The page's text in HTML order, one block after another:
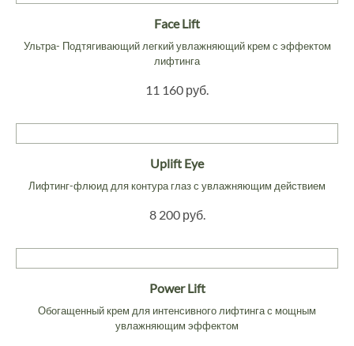
Face Lift
Ультра- Подтягивающий легкий увлажняющий крем с эффектом
лифтинга
11 160 руб.
Uplift Eye
Лифтинг-флюид для контура глаз с увлажняющим действием
8 200 руб.
Power Lift
Обогащенный крем для интенсивного лифтинга с мощным
увлажняющим эффектом